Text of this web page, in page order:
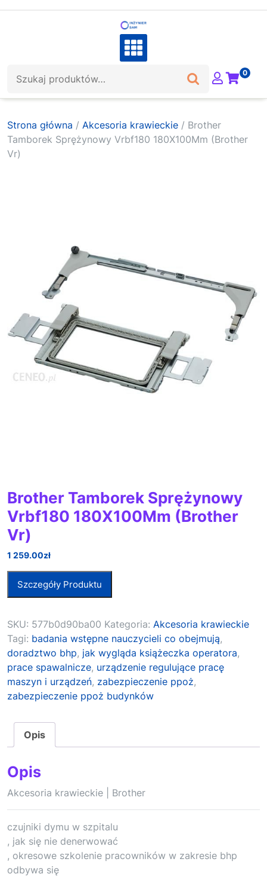
0
Strona główna / Akcesoria krawieckie / Brother
Tamborek Sprężynowy Vrbf180 180X100Mm (Brother
Vr)
Brother Tamborek Sprężynowy
Vrbf180 180X100Mm (Brother
Vr)
1 259.00zł
Szczegóły Produktu
SKU: 577b0d90ba00 Kategoria: Akcesoria krawieckie
Tagi: badania wstępne nauczycieli co obejmują,
doradztwo bhp, jak wygląda książeczka operatora,
prace spawalnicze, urządzenie regulujące pracę
maszyn i urządzeń, zabezpieczenie ppoż,
zabezpieczenie ppoż budynków
Opis
Opis
Akcesoria krawieckie | Brother
czujniki dymu w szpitalu
, jak się nie denerwować
, okresowe szkolenie pracowników w zakresie bhp
odbywa się